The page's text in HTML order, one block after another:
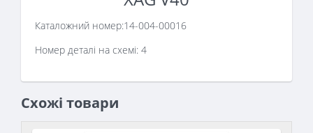
Каталожний номер:14-004-00016
Номер деталі на схемі: 4
Схожі товари